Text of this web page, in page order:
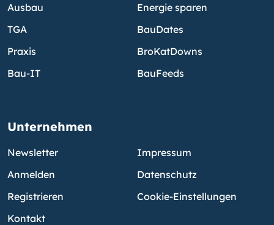
Ausbau
TGA
Praxis
Bau-IT
Energie sparen
BauDates
BroKatDowns
BauFeeds
Unternehmen
Newsletter
Anmelden
Registrieren
Kontakt
Impressum
Datenschutz
Cookie-Einstellungen